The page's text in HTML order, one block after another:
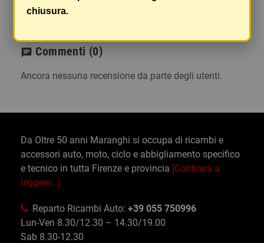
chat Commenti (0)
Ancora nessuna recensione da parte degli utenti.
chiusura.
Da Oltre 50 anni Maranghi si occupa di ricambi e
accessori auto, moto, ciclo e abbigliamento specifico
e tecnico in tutta Firenze e provincia [Continua a
leggere...]
Reparto Ricambi Auto: +39 055 750996
Lun-Ven 8.30/12.30 – 14.30/19.00
Sab 8.30-12.30